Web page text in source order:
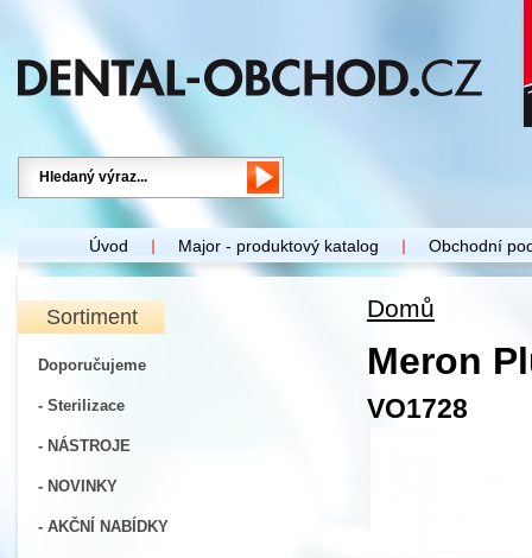
Úvod Major - produktový katalog Obchodní
Sortiment
Doporučujeme
- Sterilizace
- NÁSTROJE
- NOVINKY
- AKČNÍ NABÍDKY
Domů
Meron
VO1728